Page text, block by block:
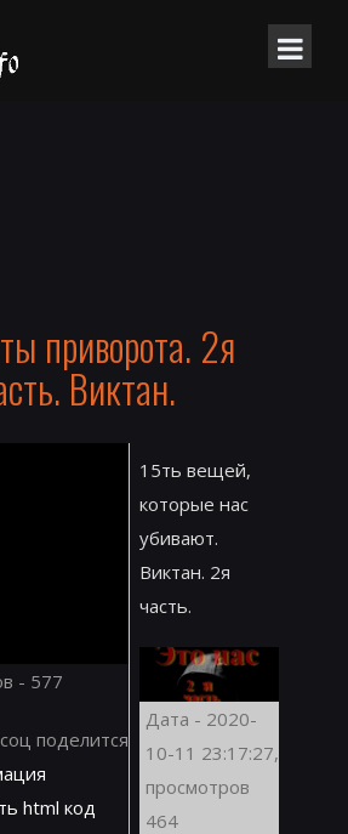
приворота. 2я
Виктан.
- 577
соц поделится
html код
15ть вещей,
которые нас
убивают.
Виктан. 2я
часть.
Дата - 2020-
10-11 23:17:27,
просмотров
464